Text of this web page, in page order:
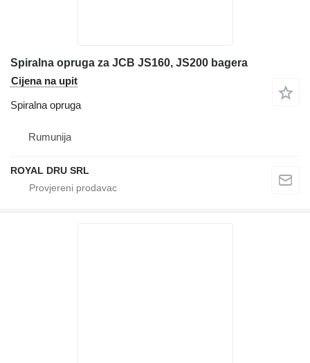
Spiralna opruga za JCB JS160, JS200 bagera
Cijena na upit
Spiralna opruga
Rumunija
ROYAL DRU SRL